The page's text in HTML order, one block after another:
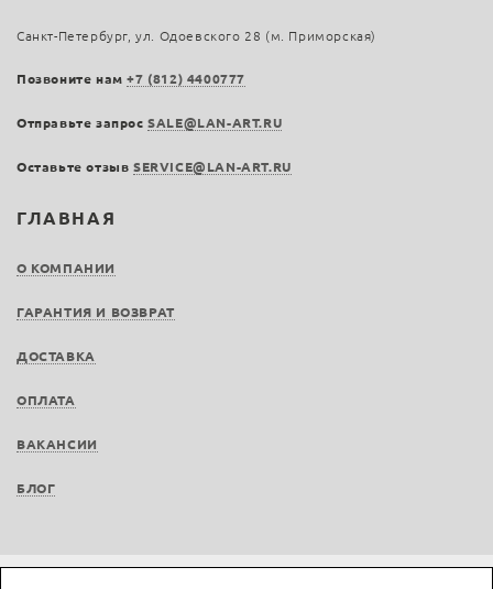
ГЛАВНАЯ
О КОМПАНИИ
ГАРАНТИЯ И ВОЗВРАТ
ДОСТАВКА
ОПЛАТА
ВАКАНСИИ
БЛОГ
Санкт-Петербург, ул. Одоевского 28 (м. Приморская)
Позвоните нам+7 (812) 4400777
Отправьте запросSALE@LAN-ART.RU
Оставьте отзыв SERVICE@LAN-ART.RU